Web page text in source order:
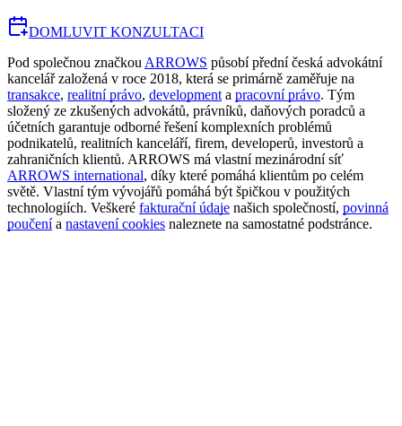
DOMLUVIT KONZULTACI
Pod společnou značkou ARROWS působí přední česká advokátní
kancelář založená v roce 2018, která se primárně zaměřuje na
transakce, realitní právo, development a pracovní právo. Tým
složený ze zkušených advokátů, právníků, daňových poradců a
účetních garantuje odborné řešení komplexních problémů
podnikatelů, realitních kanceláří, firem, developerů, investorů a
zahraničních klientů. ARROWS má vlastní mezinárodní síť
ARROWS international, díky které pomáhá klientům po celém
světě. Vlastní tým vývojářů pomáhá být špičkou v použitých
technologiích. Veškeré fakturační údaje našich společností, povinná
poučenía nastavení cookies naleznete na samostatné podstránce.